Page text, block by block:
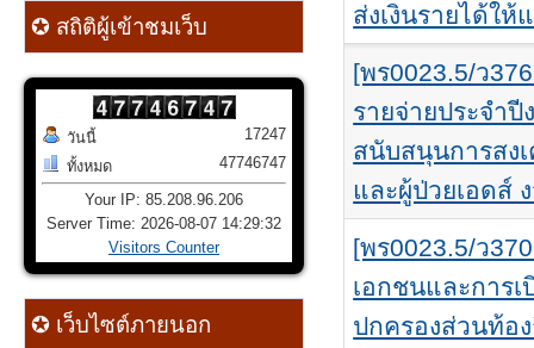
✪ สถิติผู้เข้าชมเว็บ
วันนี้
ทั้งหมด
17247
47746747
Your IP: 85.208.96.206
Server Time: 2026-08-07 14:29:32
Visitors Counter
✪ เว็บไซต์ภายนอก
ส่งเงินรายได้ใ
[พร0023.5/ว
รายจ่ายประจำ
สนับสนุนการสง
และผู้ป่วยเอดส์
[พร0023.5/ว
เอกชนและการเ
ปกครองส่วนท้อ